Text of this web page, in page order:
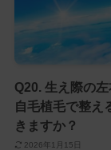
Q20. 生え際の
自毛植毛で整え
きますか？
2026年1月15日